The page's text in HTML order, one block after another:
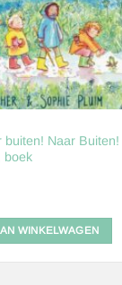
buiten! Naar Buiten!
boek
WINKELWAGEN